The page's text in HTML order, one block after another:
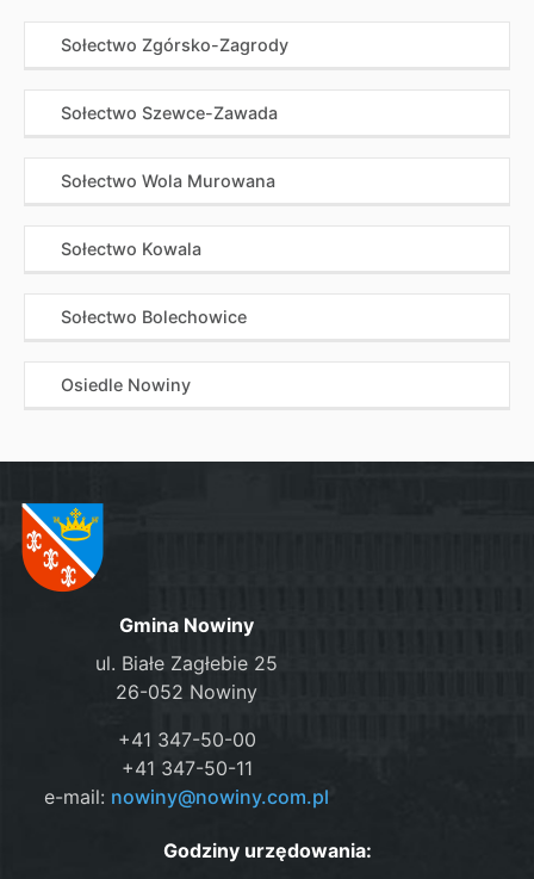
Sołectwo Zgórsko-Zagrody
Sołectwo Szewce-Zawada
Sołectwo Wola Murowana
Sołectwo Kowala
Sołectwo Bolechowice
Osiedle Nowiny
Gmina Nowiny
ul. Białe Zagłebie 25
26-052 Nowiny
+41 347-50-00
+41 347-50-11
e-mail: nowiny@nowiny.com.pl
Godziny urzędowania: